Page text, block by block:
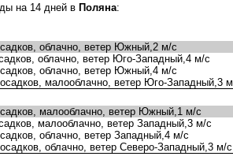
на 14 дней Поляна:
облачно, ветер Южный,2 м/с
облачно, ветер Юго-Западный,4 м/с
облачно, ветер Южный,4 м/с
малооблачно, ветер Юго-Западный,3
малооблачно, ветер Южный,1 м/с
малооблачно, ветер Западный,3 м/с
облачно, ветер Западный,4 м/с
облачно, ветер Северо-Западный,3 м/с